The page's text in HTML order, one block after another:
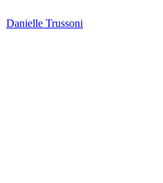
Danielle Trussoni